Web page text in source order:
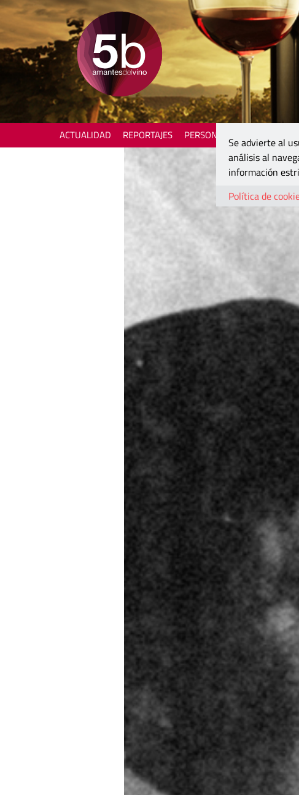
ACTUALIDAD REPORTAJES PERSONAJES
Se advierte al
análisis al
información
Política de